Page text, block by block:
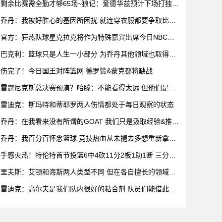
剩余比赛需全勤才够65场~狼记：爱德华兹预计下场打独行
乔丹：我被好胜心的基因所困扰 就连穿衣服都要争取比妻
官方：狂热队球星克拉克将作为特殊嘉宾出席今日NBC赛
巴克利：篮球只是人生一小部分 为乔丹其他领域也取得成
伤完了！今日国王对阵篮网 德罗赞&蒙克都将缺战
雷霆尼克斯总决赛预演？哈滕：不能看得太远 但他们是支
雷迪克：斯玛特和蒂耶罗两人伤情都处于每日观察的状态
乔丹：在我看来没有所谓的GOAT 我们只是汲取经验&推动
乔丹：我百分百怀念篮球 竞技热血从未褪去多想重新拿球
手感火热！特伦特首节投篮6中4砍11分2板1助1断 三分5
里夫斯：艾顿和海斯两人类型不同 但在各自擅长的领域都
雷迪克：高尔夫是我们队内很好的粘合剂 队员们能借此尽